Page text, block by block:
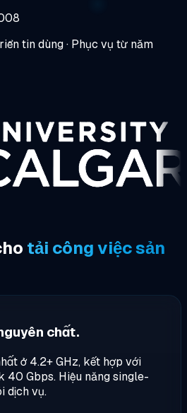
tin dùng· Phục vụ từ năm
tải công việc sản
chất.
ở 4.2+ GHz, kết hợp với
40 Gbps. Hiệu năng single-
dịch vụ.